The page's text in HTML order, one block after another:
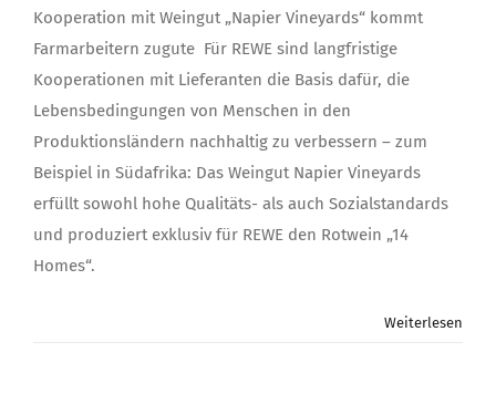
mit
Wein
„14
Sozialstandards
in
Kooperation mit Weingut „Napier Vineyards“ kommt
Farmarbeitern zugute Für REWE sind langfristige
Kooperationen mit Lieferanten die Basis dafür, die
Lebensbedingungen von Menschen in den
Produktionsländern nachhaltig zu verbessern – zum
Beispiel in Südafrika: Das Weingut Napier Vineyards
erfüllt sowohl hohe Qualitäts- als auch Sozialstandards
und produziert exklusiv für REWE den Rotwein „14
Homes“.
Weiterlesen